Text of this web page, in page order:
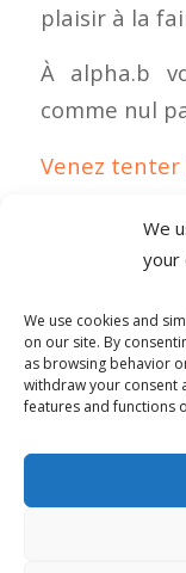
We
your
We use cookies and
on our site. By
as browsing behavior
withdraw your consent
features and functions
plaisir à la
À alpha.b
comme nul
Venez tenter
© Copyright - Alpha-b
Conditions générales